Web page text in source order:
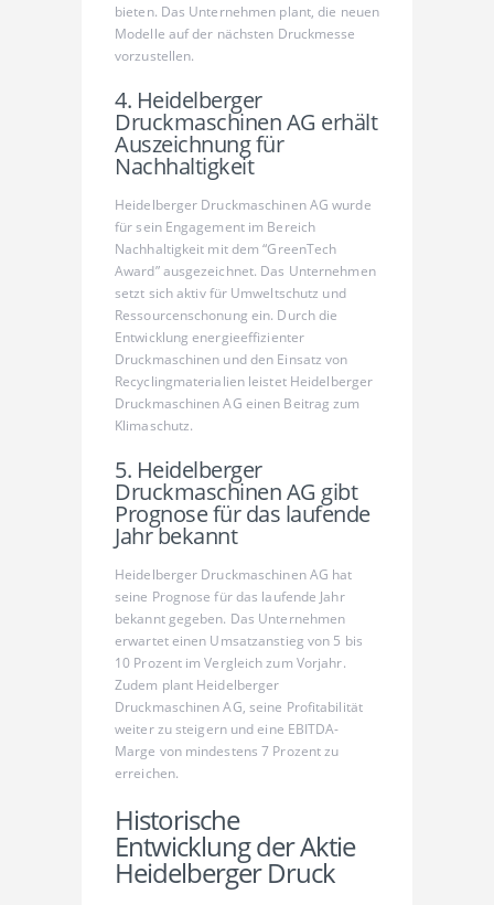
bieten. Das Unternehmen plant, die neuen
Modelle auf der nächsten Druckmesse
vorzustellen.
4. Heidelberger
Druckmaschinen AG erhält
Auszeichnung für
Nachhaltigkeit
Heidelberger Druckmaschinen AG wurde
für sein Engagement im Bereich
Nachhaltigkeit mit dem “GreenTech
Award” ausgezeichnet. Das Unternehmen
setzt sich aktiv für Umweltschutz und
Ressourcenschonung ein. Durch die
Entwicklung energieeffizienter
Druckmaschinen und den Einsatz von
Recyclingmaterialien leistet Heidelberger
Druckmaschinen AG einen Beitrag zum
Klimaschutz.
5. Heidelberger
Druckmaschinen AG gibt
Prognose für das laufende
Jahr bekannt
Heidelberger Druckmaschinen AG hat
seine Prognose für das laufende Jahr
bekannt gegeben. Das Unternehmen
erwartet einen Umsatzanstieg von 5 bis
10 Prozent im Vergleich zum Vorjahr.
Zudem plant Heidelberger
Druckmaschinen AG, seine Profitabilität
weiter zu steigern und eine EBITDA-
Marge von mindestens 7 Prozent zu
erreichen.
Historische
Entwicklung der Aktie
Heidelberger Druck